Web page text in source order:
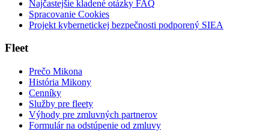
Najčastejšie kladené otázky FAQ
Spracovanie Cookies
Projekt kybernetickej bezpečnosti podporený SIEA
Fleet
Prečo Mikona
História Mikony
Cenníky
Služby pre fleety
Výhody pre zmluvných partnerov
Formulár na odstúpenie od zmluvy